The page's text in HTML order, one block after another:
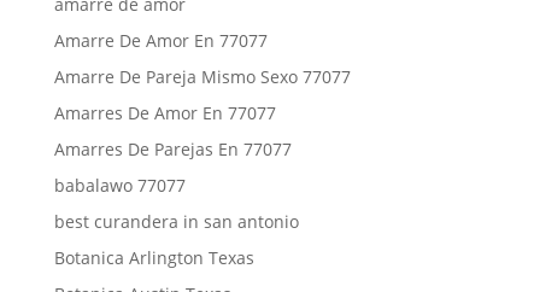
Amarre De Amor En 77077
Amarre De Pareja Mismo Sexo 77077
Amarres De Amor En 77077
Amarres De Parejas En 77077
babalawo 77077
best curandera in san antonio
Botanica Arlington Texas